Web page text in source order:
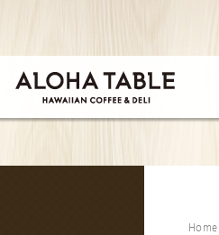
Home